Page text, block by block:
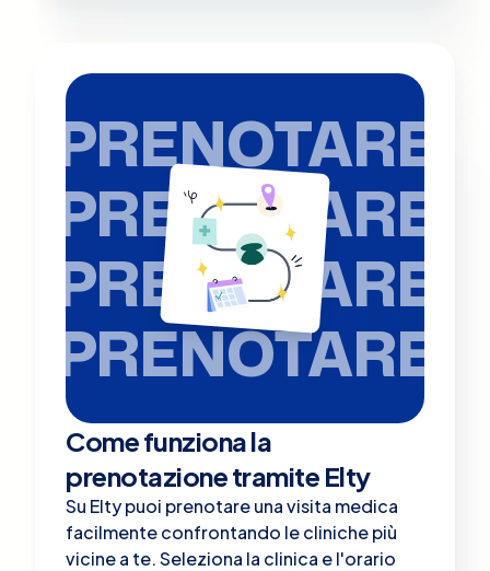
PRENOTARE
PRENOTARE
PRENOTARE
PRENOTARE
Come funziona la
prenotazione tramite Elty
Su Elty puoi prenotare una visita medica
facilmente confrontando le cliniche più
vicine a te. Seleziona la clinica e l'orario